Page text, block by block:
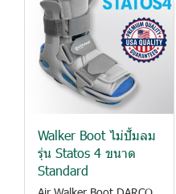
Walker Boot ไม่ปั้มลม
รุ่น Statos 4 ขนาด
Standard